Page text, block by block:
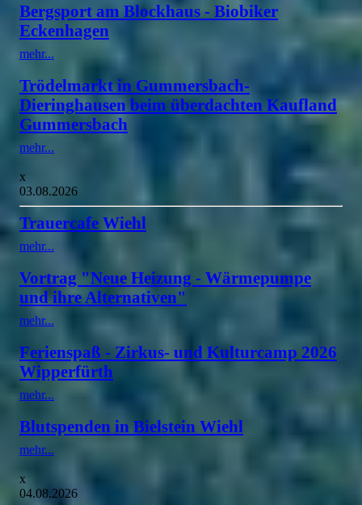
Bergsport am Blockhaus - Biobiker
Eckenhagen
mehr...
Trödelmarkt in Gummersbach-
Dieringhausen beim überdachten Kaufland
Gummersbach
mehr...
x
03.08.2026
Trauercafe Wiehl
mehr...
Vortrag "Neue Heizung - Wärmepumpe
und ihre Alternativen"
mehr...
Ferienspaß - Zirkus- und Kulturcamp 2026
Wipperfürth
mehr...
Blutspenden in Bielstein Wiehl
mehr...
x
04.08.2026